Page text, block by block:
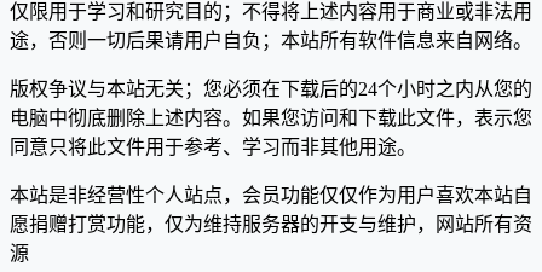
仅限用于学习和研究目的；不得将上述内容用于商业或非法用
途，否则一切后果请用户自负；本站所有软件信息来自网络。
版权争议与本站无关；您必须在下载后的24个小时之内从您的
电脑中彻底删除上述内容。如果您访问和下载此文件，表示您
同意只将此文件用于参考、学习而非其他用途。
本站是非经营性个人站点，会员功能仅仅作为用户喜欢本站自
愿捐赠打赏功能，仅为维持服务器的开支与维护，网站所有资
源